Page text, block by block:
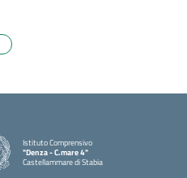
Istituto Comprensivo
"Denza - C.mare 4"
Castellammare di Stabia